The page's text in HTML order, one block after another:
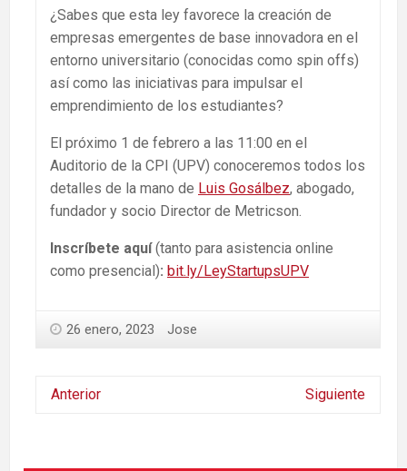
¿Sabes que esta ley favorece la creación de
empresas emergentes de base innovadora en el
entorno universitario (conocidas como spin offs)
así como las iniciativas para impulsar el
emprendimiento de los estudiantes?
El próximo 1 de febrero a las 11:00 en el
Auditorio de la CPI (UPV) conoceremos todos los
detalles de la mano de Luis Gosálbez, abogado,
fundador y socio Director de Metricson.
Inscríbete aquí(tanto para asistencia online
como presencial): bit.ly/LeyStartupsUPV
26 enero, 2023 Jose
Anterior Siguiente